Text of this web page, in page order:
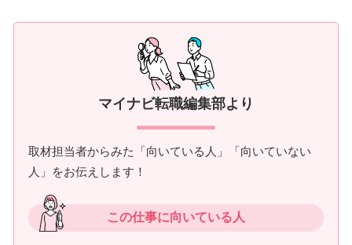
マイナビ転職編集部より
取材担当者からみた「向いている人」「向いていない
人」をお伝えします！
この仕事に向いている人